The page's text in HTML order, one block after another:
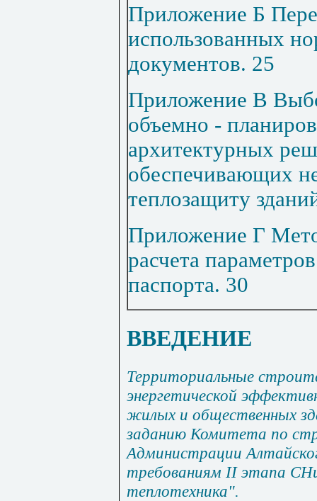
Приложение Б
использованных
документов. 25
Приложение В
объемно -
архитектурных
обеспечивающих
теплозащиту
Приложение Г
расчета
паспорта. 30
ВВЕДЕНИЕ
Территориальные
энергетической
жилых и общественных
заданию Комитета по
Администрации
требованиям II этапа
теплотехника".